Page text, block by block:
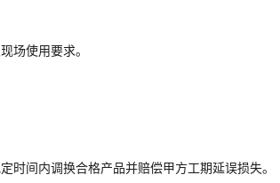
场使用要求。
间内调换合格产品并赔偿甲方工期延误损失。